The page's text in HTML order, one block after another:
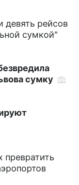
девять рейсов
сумкой"
сумку
превратить